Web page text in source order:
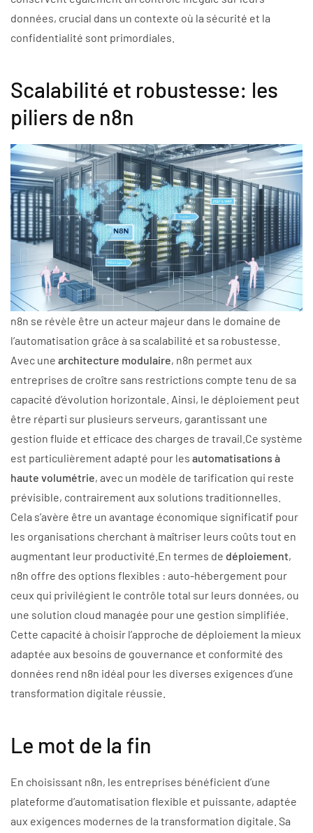
données, crucial dans un contexte où la sécurité et la
confidentialité sont primordiales.
Scalabilité et robustesse: les
piliers de n8n
n8n se révèle être un acteur majeur dans le domaine de
l’automatisation grâce à sa scalabilité et sa robustesse.
Avec une architecture modulaire, n8n permet aux
entreprises de croître sans restrictions compte tenu de sa
capacité d’évolution horizontale. Ainsi, le déploiement peut
être réparti sur plusieurs serveurs, garantissant une
gestion fluide et efficace des charges de travail.Ce système
est particulièrement adapté pour les automatisations à
haute volumétrie, avec un modèle de tarification qui reste
prévisible, contrairement aux solutions traditionnelles.
Cela s’avère être un avantage économique significatif pour
les organisations cherchant à maîtriser leurs coûts tout en
augmentant leur productivité.En termes de déploiement,
n8n offre des options flexibles : auto-hébergement pour
ceux qui privilégient le contrôle total sur leurs données, ou
une solution cloud managée pour une gestion simplifiée.
Cette capacité à choisir l’approche de déploiement la mieux
adaptée aux besoins de gouvernance et conformité des
données rend n8n idéal pour les diverses exigences d’une
transformation digitale réussie.
Le mot de la fin
En choisissant n8n, les entreprises bénéficient d’une
plateforme d’automatisation flexible et puissante, adaptée
aux exigences modernes de la transformation digitale. Sa